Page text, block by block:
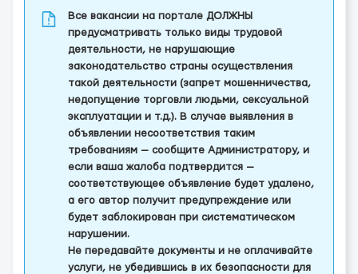
Все вакансии на портале ДОЛЖНЫ
предусматривать только виды трудовой
деятельности, не нарушающие
законодательство страны осуществления
такой деятельности (запрет мошенничества,
недопущение торговли людьми, сексуальной
эксплуатации и т.д.). В случае выявления в
объявлении несоответствия таким
требованиям — сообщите Администратору, и
если ваша жалоба подтвердится —
соответствующее объявление будет удалено,
а его автор получит предупреждение или
будет заблокирован при систематическом
нарушении.
Не передавайте документы и не оплачивайте
услуги, не убедившись в их безопасности для